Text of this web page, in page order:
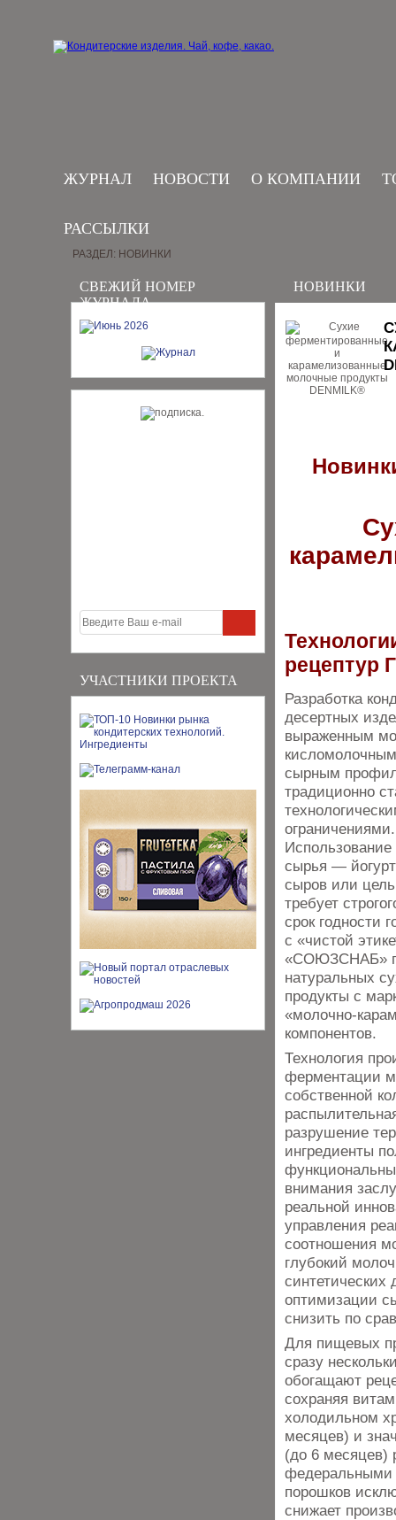
ЖУРНАЛ НОВОСТИ О КОМПАНИИ
РАССЫЛКИ
СВЕЖИЙ НОМЕР
ЖУРНАЛА
УЧАСТНИКИ ПРОЕКТА
РАЗДЕЛ: НОВИНКИ
НОВИНКИ
Разработка
десертных
выраженным
сырным
традиционно
ограничениями.
Использование
сырья —
сыров или
требует
срок годности
с «чистой
«СОЮЗСНАБ»
натуральных
продукты с
«молочно-
компонентов.
Технология
ферментации
собственной
разрушение
ингредиенты
внимания
реальной
управления
соотношения
глубокий
синтетических
оптимизации
снизить по
Для пищевых
сразу
обогащают
сохраняя
холодильном
месяцев) и
(до 6 месяцев)
федеральными
порошков
снижает